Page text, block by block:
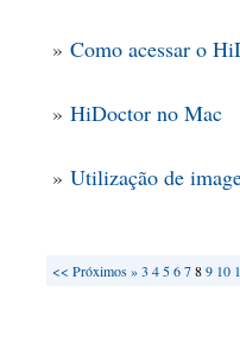
» Como acessar o
» HiDoctor no Mac
» Utilização de
<< Próximos »3 4 56789 10